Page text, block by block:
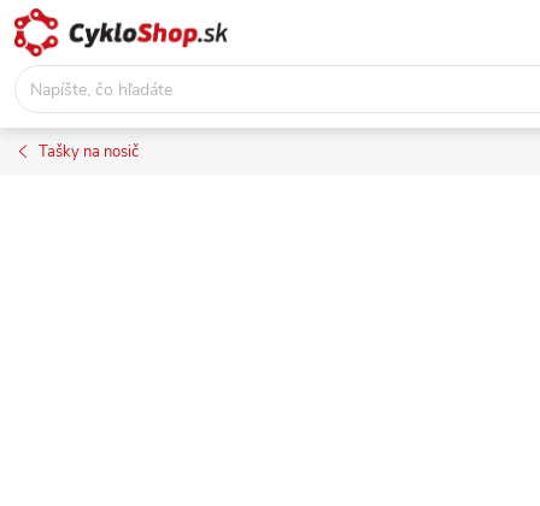
Prejsť
na
obsah
Tašky na nosič